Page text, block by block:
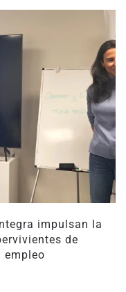
impulsan la
de
empleo